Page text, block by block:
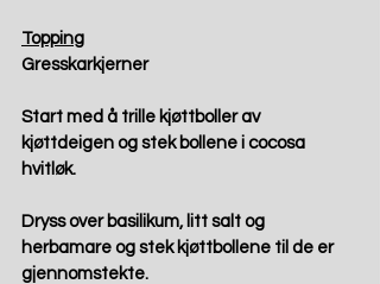
Topping
Gresskarkjerner
Start med å trille kjøttboller av
kjøttdeigen og stek bollene i cocosa
hvitløk.
Dryss over basilikum, litt salt og
herbamare og stek kjøttbollene til de er
gjennomstekte.